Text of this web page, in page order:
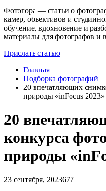
Фотогора — статьи о
камер, объективов и
обучение, вдохновение и
материалы для фотографов и
Прислать статью
Главная
Подборка фотографий
20 впечатляющих
природы «inFocus 2023»
20
конкурса
природы
23 сентября, 2023677